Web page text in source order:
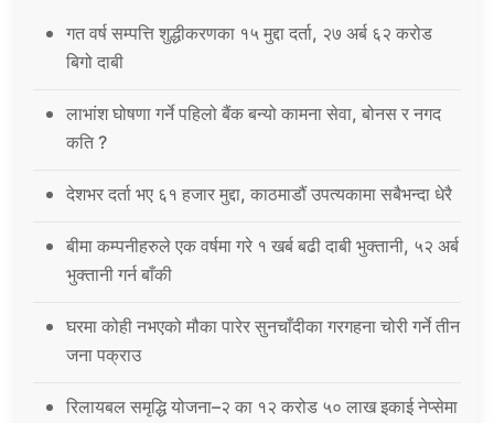
गत वर्ष सम्पत्ति शुद्धीकरणका १५ मुद्दा दर्ता, २७ अर्ब ६२ करोड
बिगो दाबी
लाभांश घोषणा गर्ने पहिलो बैंक बन्यो कामना सेवा, बोनस र नगद
कति ?
देशभर दर्ता भए ६१ हजार मुद्दा, काठमाडौं उपत्यकामा सबैभन्दा धेरै
बीमा कम्पनीहरुले एक वर्षमा गरे १ खर्ब बढी दाबी भुक्तानी, ५२ अर्ब
भुक्तानी गर्न बाँकी
घरमा कोही नभएको मौका पारेर सुनचाँदीका गरगहना चोरी गर्ने तीन
जना पक्राउ
रिलायबल समृद्धि योजना–२ का १२ करोड ५० लाख इकाई नेप्सेमा